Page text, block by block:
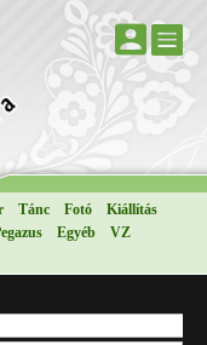
Tánc Fotó
Kiállítás
Egyéb
VZ